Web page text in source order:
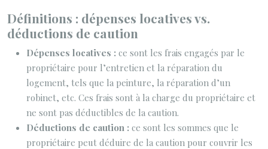
Définitions : dépenses locatives vs.
déductions de caution
Dépenses locatives : ce sont les frais engagés par le
propriétaire pour l’entretien et la réparation du
logement, tels que la peinture, la réparation d’un
robinet, etc. Ces frais sont à la charge du propriétaire et
ne sont pas déductibles de la caution.
Déductions de caution : ce sont les sommes que le
propriétaire peut déduire de la caution pour couvrir les